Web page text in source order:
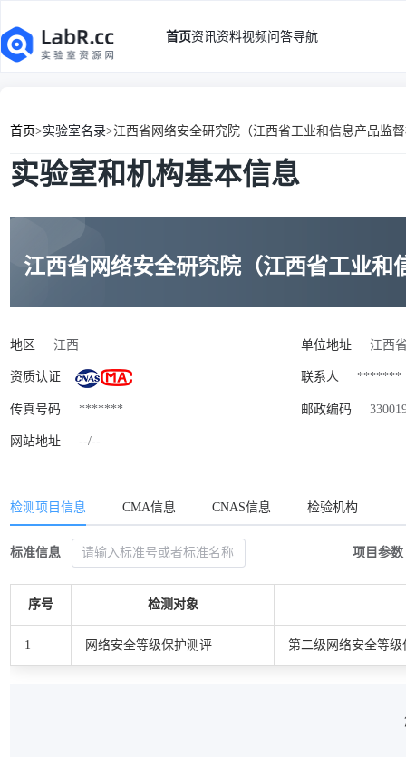
首页资讯资料视频问答导航
首页>实验室名录>江西省网络安全研究院（江西省工业和信息产品监
实验室和机构基本信息
江西省网络安全研究院（江西省工业和
地区 江西 单位地址 江西
资质认证 联系人 *******
传真号码 ******* 邮政编码
网站地址 --/--
检测项目信息 CMA信息 CNAS信息 检验机构
标准信息 项目参数
序号 检测对象
1 网络安全等级保护测评 第二级网络安全等